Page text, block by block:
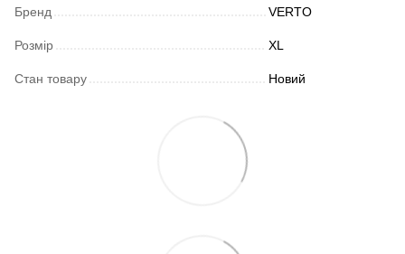
Бренд VERTO
Розмір XL
Стан товару Новий